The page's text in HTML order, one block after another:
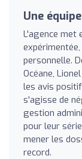
Une
L'agence met
personnelle.
Océane,
les avis
s'agisse de
gestion
pour leur
mener les
record.